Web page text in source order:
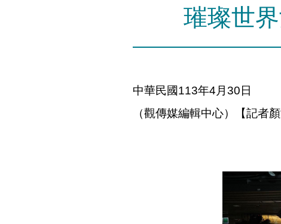
璀璨世
中華民國113年4月30日
（觀傳媒編輯中心）【記者